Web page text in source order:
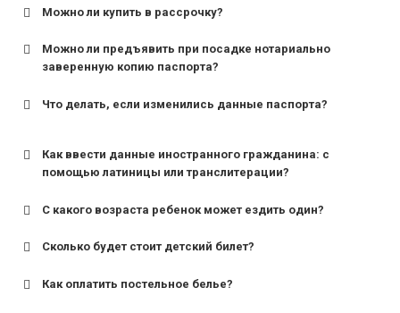
Можно ли купить в рассрочку?
Можно ли предъявить при посадке нотариально
заверенную копию паспорта?
Что делать, если изменились данные паспорта?
Как ввести данные иностранного гражданина: с
помощью латиницы или транслитерации?
С какого возраста ребенок может ездить один?
для поездов дальнего следования — от 10 лет и
Сколько будет стоит детский билет?
Как оплатить постельное белье?